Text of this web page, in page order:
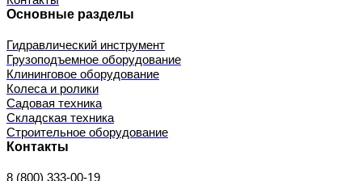
Основные разделы
Гидравлический инструмент
Грузоподъемное оборудование
Клининговое оборудование
Колеса и ролики
Садовая техника
Складская техника
Строительное оборудование
Контакты
8 (800) 333-00-19